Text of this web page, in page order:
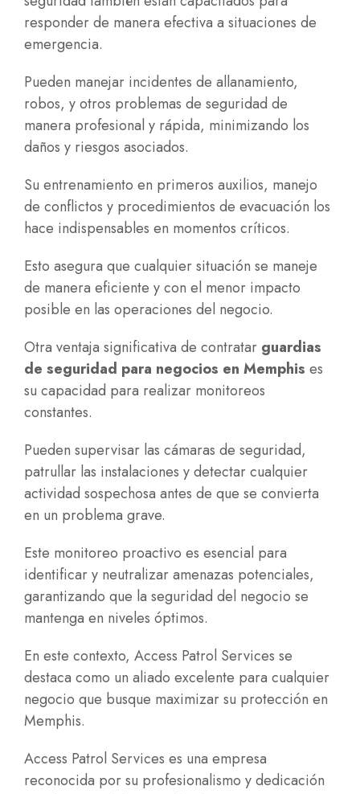
responder de manera efectiva a situaciones de
emergencia.
Pueden manejar incidentes de allanamiento,
robos, y otros problemas de seguridad de
manera profesional y rápida, minimizando los
daños y riesgos asociados.
Su entrenamiento en primeros auxilios, manejo
de conflictos y procedimientos de evacuación los
hace indispensables en momentos críticos.
Esto asegura que cualquier situación se maneje
de manera eficiente y con el menor impacto
posible en las operaciones del negocio.
Otra ventaja significativa de contratar guardias
de seguridad para negocios en Memphis es
su capacidad para realizar monitoreos
constantes.
Pueden supervisar las cámaras de seguridad,
patrullar las instalaciones y detectar cualquier
actividad sospechosa antes de que se convierta
en un problema grave.
Este monitoreo proactivo es esencial para
identificar y neutralizar amenazas potenciales,
garantizando que la seguridad del negocio se
mantenga en niveles óptimos.
En este contexto, Access Patrol Services se
destaca como un aliado excelente para cualquier
negocio que busque maximizar su protección en
Memphis.
Access Patrol Services es una empresa
reconocida por su profesionalismo y dedicación